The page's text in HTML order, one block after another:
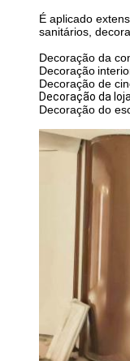
É aplicado
sanitários,
Decoração da
Decoração
Decoração de
Decoração da
Decoração do